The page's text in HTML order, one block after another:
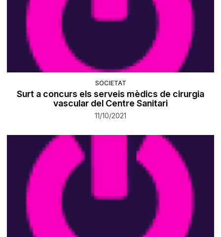
SOCIETAT
Surt a concurs els serveis mèdics de cirurgia
vascular del Centre Sanitari
11/10/2021